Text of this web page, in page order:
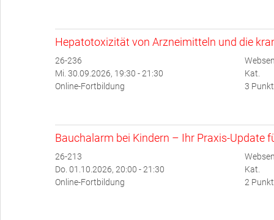
Hepatotoxizität von Arzneimitteln und die
26-236
Mi. 30.09.2026, 19:30 - 21:30
Online-Fortbildung
Kat.
3
Bauchalarm bei Kindern – Ihr Praxis-Update
26-213
Do. 01.10.2026, 20:00 - 21:30
Online-Fortbildung
Kat.
2